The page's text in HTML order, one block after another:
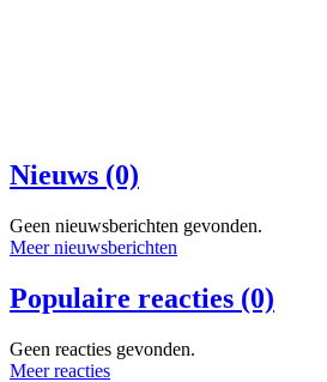
Nieuws (0)
Geen nieuwsberichten gevonden.
Meer nieuwsberichten
Populaire reacties (0)
Geen reacties gevonden.
Meer reacties